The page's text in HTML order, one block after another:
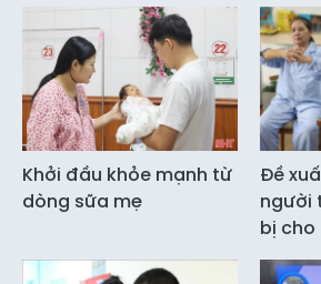
Khởi đầu khỏe mạnh từ
dòng sữa mẹ
Đề
người
bị